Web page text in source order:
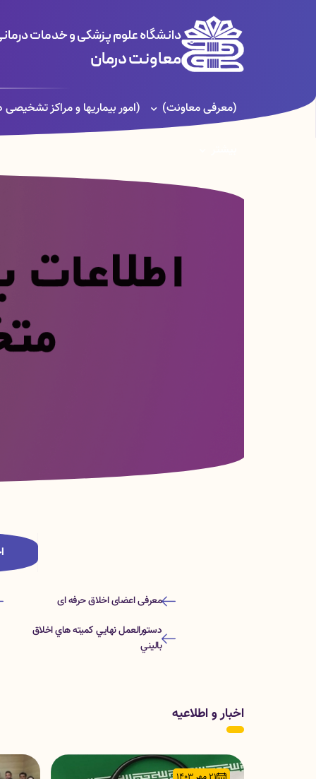
دانشگاه علوم پزشکی و خدمات
معاونت درمان
(معرفی معاونت) (امور بیماریها و مراکز تشخیصی درمانی)
معرفی اعضای اخلاق حرفه ای
دستورالعمل نهايي كميته هاي اخلاق
باليني
اخبار و اطلاعیه